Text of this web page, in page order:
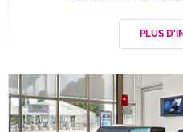
PLUS